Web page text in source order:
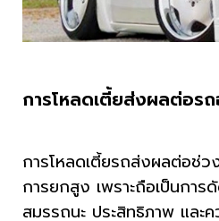
การโหลดเตี้ยส่งผลต่อรถ
การโหลดเตี้ยรถส่งผลต่อช่
การยกสูง เพราะถือเป็นกา
สมรรถนะ ประสิทธิภาพ และ